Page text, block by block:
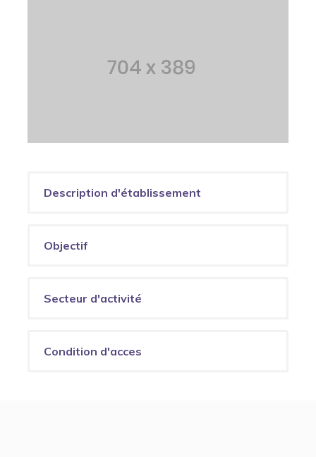
Description d'établissement
Objectif
Secteur d'activité
Condition d'acces